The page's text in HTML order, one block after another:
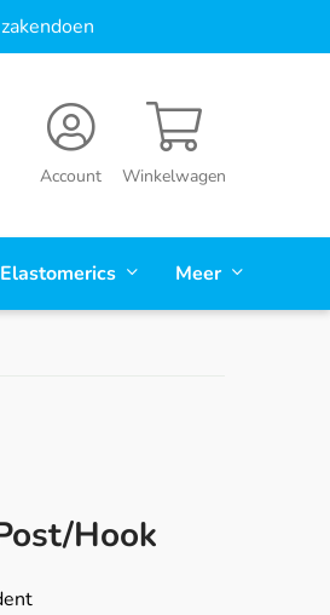
Winkelwagen
Account
Elastomerics Meer
hook